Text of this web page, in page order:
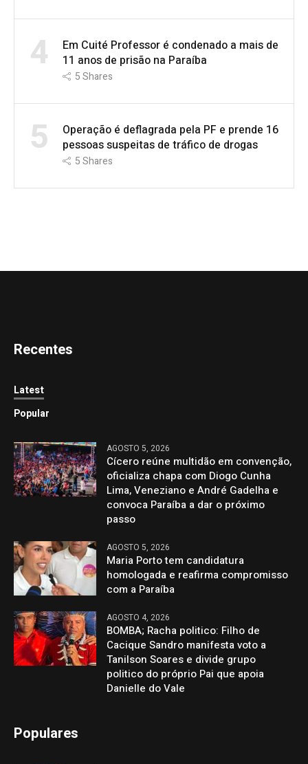
4
Em Cuité Professor é condenado a mais de
11 anos de prisão na Paraíba
5Shares
5
Operação é deflagrada pela PF e prende 16
pessoas suspeitas de tráfico de drogas
5Shares
Recentes
Latest
Popular
AGOSTO 5, 2026
Cícero reúne multidão em convenção,
oficializa chapa com Diogo Cunha
Lima, Veneziano e André Gadelha e
convoca Paraíba a dar o próximo
passo
AGOSTO 5, 2026
Maria Porto tem candidatura
homologada e reafirma compromisso
com a Paraíba
AGOSTO 4, 2026
BOMBA; Racha politico: Filho de
Cacique Sandro manifesta voto a
Tanilson Soares e divide grupo
politico do próprio Pai que apoia
Danielle do Vale
Populares